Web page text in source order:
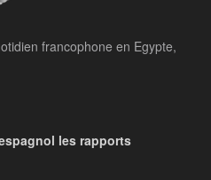
francophone en Egypte,
les rapports